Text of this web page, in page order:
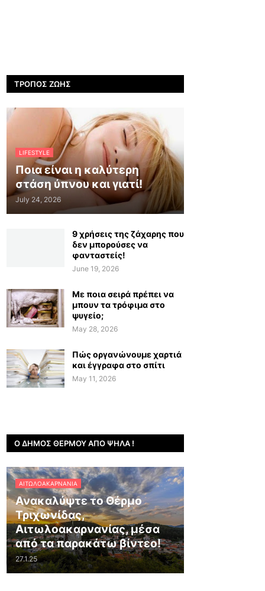
ΤΡΌΠΟΣ ΖΩΉΣ
LIFESTYLE
Ποια είναι η καλύτερη
στάση ύπνου και γιατί!
July 24, 2026
9 χρήσεις της ζάχαρης που
δεν μπορούσες να
φανταστείς!
June 19, 2026
Με ποια σειρά πρέπει να
μπουν τα τρόφιμα στο
ψυγείο;
May 28, 2026
Πώς οργανώνουμε χαρτιά
και έγγραφα στο σπίτι
May 11, 2026
Ο ΔΉΜΟΣ ΘΈΡΜΟΥ ΑΠΌ ΨΗΛΆ !
ΑΙΤΩΛΟΑΚΑΡΝΑΝΊΑ
Ανακαλύψτε το Θέρμο
Τριχωνίδας,
Αιτωλοακαρνανίας, μέσα
από τα παρακάτω βίντεο!
27.1.25